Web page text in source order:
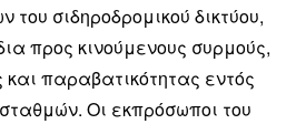
σιδηροδρομικού δικτύου,
προς κινούμενους συρμούς,
και παραβατικότητας εντός
Οι εκπρόσωποι του